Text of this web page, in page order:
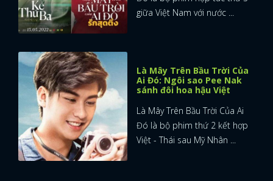
giữa Việt Nam với nước ...
Là Mây Trên Bầu Trời Của
Ai Đó: Ngôi sao Pee Nak
sánh đôi hoa hậu Việt
Là Mây Trên Bầu Trời Của Ai
Đó là bộ phim thứ 2 kết hợp
Việt - Thái sau Mỹ Nhân ...